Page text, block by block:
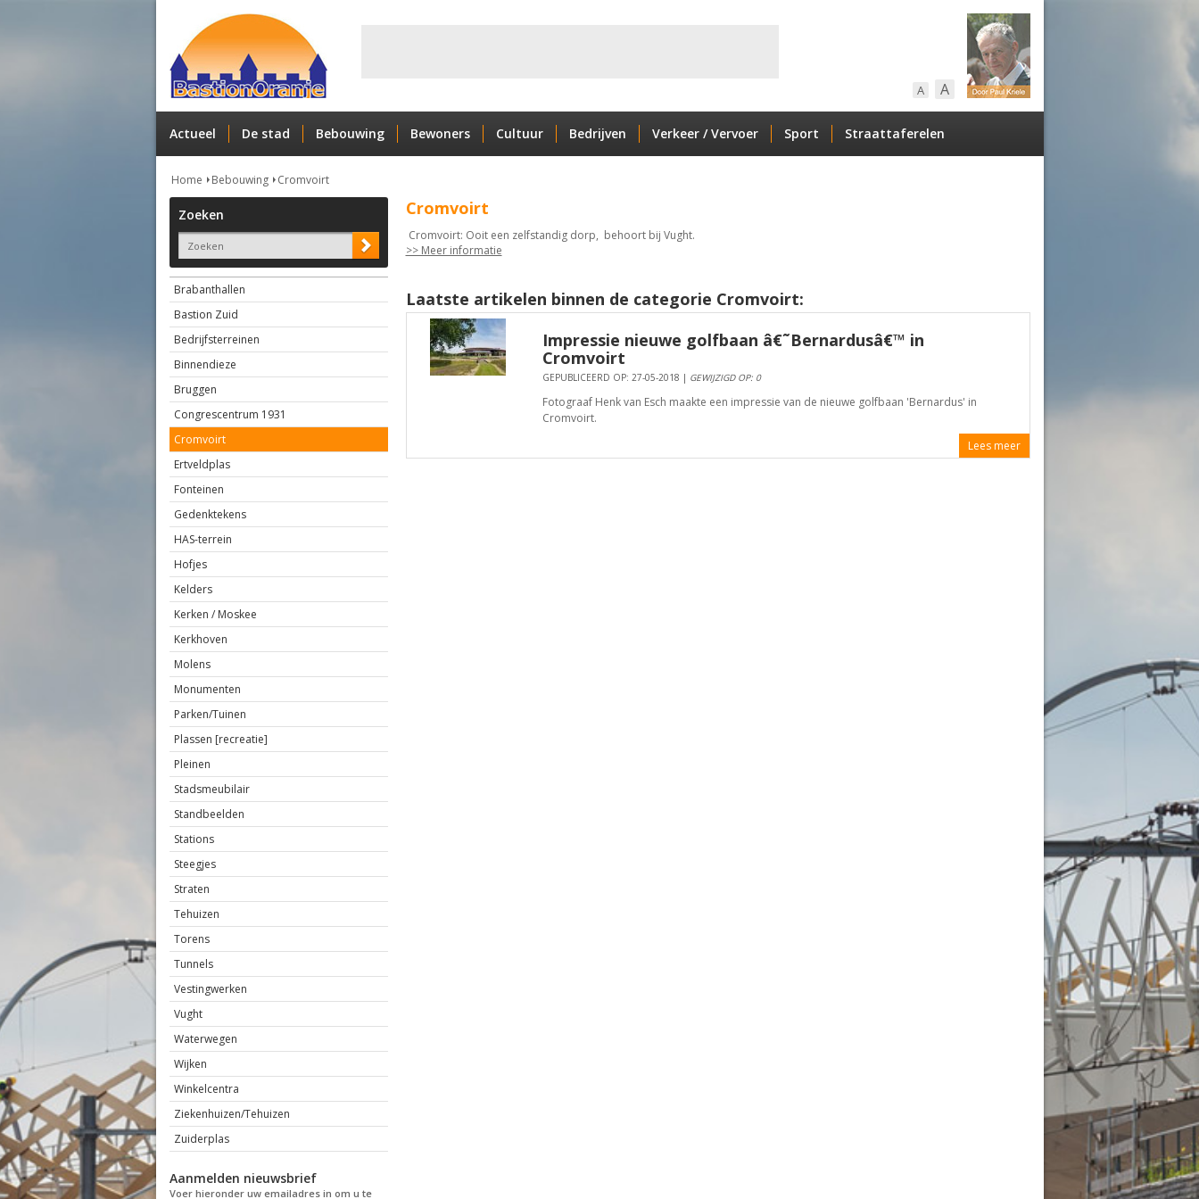
A A
Actueel De stad Bebouwing Bewoners Cultuur Bedrijven Verkeer / Vervoer Sport Straattaferelen
Home Bebouwing Cromvoirt
Zoeken
Brabanthallen
Bastion Zuid
Bedrijfsterreinen
Binnendieze
Bruggen
Congrescentrum 1931
Cromvoirt
Ertveldplas
Fonteinen
Gedenktekens
HAS-terrein
Hofjes
Kelders
Kerken / Moskee
Kerkhoven
Molens
Monumenten
Parken/Tuinen
Plassen [recreatie]
Pleinen
Stadsmeubilair
Standbeelden
Stations
Steegjes
Straten
Tehuizen
Torens
Tunnels
Vestingwerken
Vught
Waterwegen
Wijken
Winkelcentra
Ziekenhuizen/Tehuizen
Zuiderplas
Aanmelden nieuwsbrief
Voer hieronder uw emailadres in om u te
Cromvoirt
Cromvoirt: Ooit een zelfstandig dorp, behoort bij Vught.
>> Meer informatie
Laatste artikelen binnen de categorie Cromvoirt:
Impressie nieuwe golfbaan â€˜Bernardusâ€™ in
Cromvoirt
GEPUBLICEERD OP: 27-05-2018 | GEWIJZIGD OP: 0
Fotograaf Henk van Esch maakte een impressie van de nieuwe golfbaan 'Bernardus' in
Cromvoirt.
Lees meer